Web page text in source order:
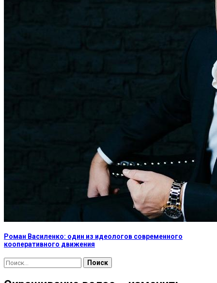
Роман Василенко: один из идеологов современного
кооперативного движения
Найти: